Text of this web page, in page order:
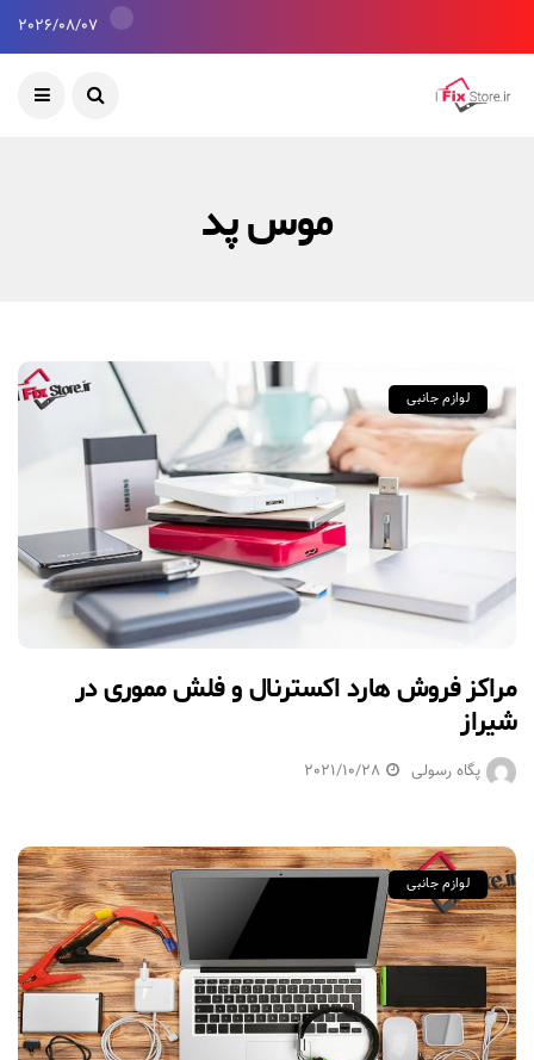
2026/08/07
موس پد
لوازم جانبی
مراکز فروش هارد اکسترنال و فلش مموری در
شیراز
پگاه رسولی 2021/10/28
لوازم جانبی